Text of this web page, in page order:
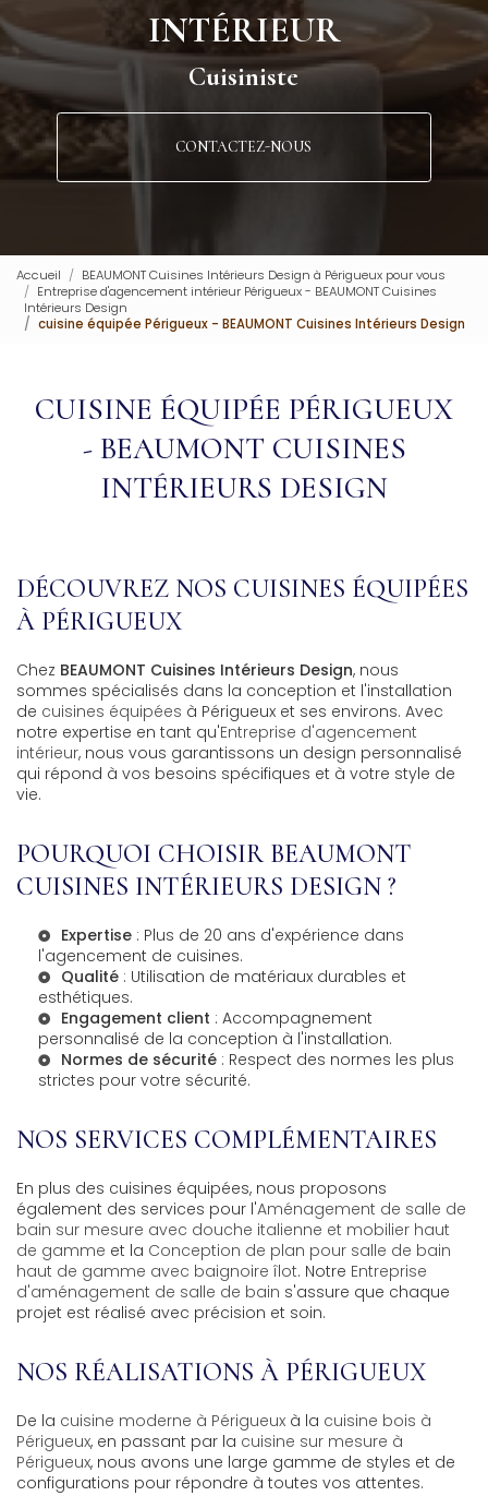
INTÉRIEUR
Cuisiniste
CONTACTEZ-NOUS
Accueil
BEAUMONT Cuisines Intérieurs Design à Périgueux pour vous
Entreprise d'agencement intérieur Périgueux - BEAUMONT Cuisines
Intérieurs Design
cuisine équipée Périgueux - BEAUMONT Cuisines Intérieurs Design
CUISINE ÉQUIPÉE PÉRIGUEUX
- BEAUMONT CUISINES
INTÉRIEURS DESIGN
DÉCOUVREZ NOS CUISINES ÉQUIPÉES
À PÉRIGUEUX
Chez BEAUMONT Cuisines Intérieurs Design, nous
sommes spécialisés dans la conception et l'installation
de cuisines équipées à Périgueux et ses environs. Avec
notre expertise en tant qu'Entreprise d'agencement
intérieur, nous vous garantissons un design personnalisé
qui répond à vos besoins spécifiques et à votre style de
vie.
POURQUOI CHOISIR BEAUMONT
CUISINES INTÉRIEURS DESIGN ?
Expertise : Plus de 20 ans d'expérience dans
l'agencement de cuisines.
Qualité : Utilisation de matériaux durables et
esthétiques.
Engagement client : Accompagnement
personnalisé de la conception à l'installation.
Normes de sécurité : Respect des normes les plus
strictes pour votre sécurité.
NOS SERVICES COMPLÉMENTAIRES
En plus des cuisines équipées, nous proposons
également des services pour l'Aménagement de salle de
bain sur mesure avec douche italienne et mobilier haut
de gamme et la Conception de plan pour salle de bain
haut de gamme avec baignoire îlot. Notre Entreprise
d'aménagement de salle de bain s'assure que chaque
projet est réalisé avec précision et soin.
NOS RÉALISATIONS À PÉRIGUEUX
De la cuisine moderne à Périgueux à la cuisine bois à
Périgueux, en passant par la cuisine sur mesure à
Périgueux, nous avons une large gamme de styles et de
configurations pour répondre à toutes vos attentes.